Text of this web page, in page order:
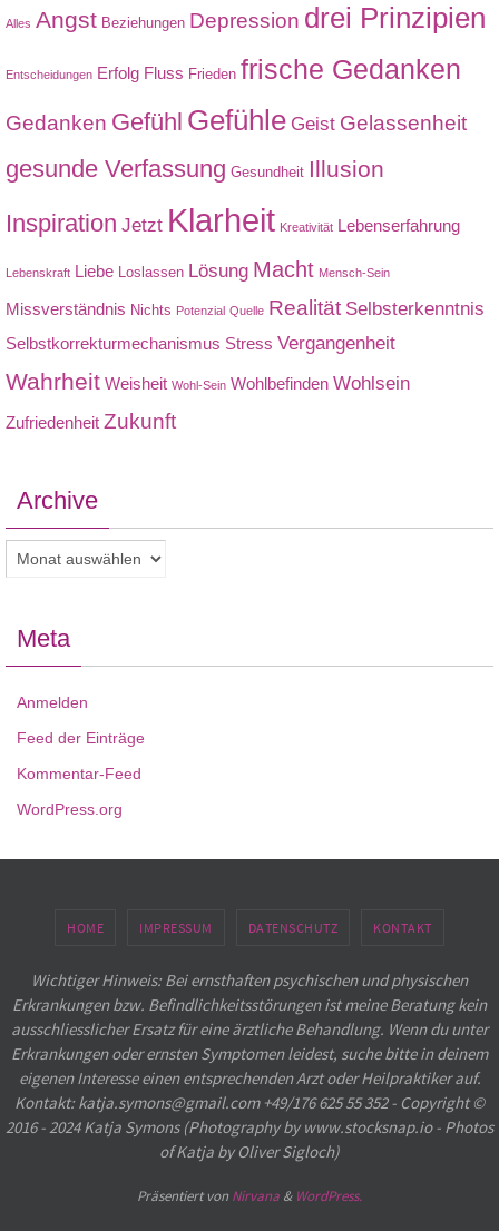
Alles Angst Beziehungen Depression drei Prinzipien
Entscheidungen Erfolg Fluss Frieden frische Gedanken
Gedanken Gefühl Gefühle Geist Gelassenheit
gesunde Verfassung Gesundheit Illusion
Inspiration Jetzt Klarheit Kreativität Lebenserfahrung
Lebenskraft Liebe Loslassen Lösung Macht Mensch-Sein
Missverständnis Nichts Potenzial Quelle Realität Selbsterkenntnis
Selbstkorrekturmechanismus Stress Vergangenheit
Wahrheit Weisheit Wohl-Sein Wohlbefinden Wohlsein
Zufriedenheit Zukunft
Archive
Archive
Meta
Anmelden
Feed der Einträge
Kommentar-Feed
WordPress.org
HOME IMPRESSUM DATENSCHUTZ KONTAKT
Wichtiger Hinweis: Bei ernsthaften psychischen und physischen
Erkrankungen bzw. Befindlichkeitsstörungen ist meine Beratung kein
ausschliesslicher Ersatz für eine ärztliche Behandlung. Wenn du unter
Erkrankungen oder ernsten Symptomen leidest, suche bitte in deinem
eigenen Interesse einen entsprechenden Arzt oder Heilpraktiker auf.
Kontakt: katja.symons@gmail.com +49/176 625 55 352 - Copyright ©
2016 - 2024 Katja Symons (Photography by www.stocksnap.io - Photos
of Katja by Oliver Sigloch)
Präsentiert von Nirvana & WordPress.